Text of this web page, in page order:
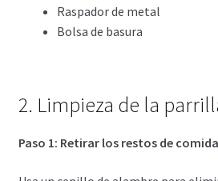
Raspador de metal
Bolsa de basura
2. Limpieza de la
Paso 1: Retirar los restos de comida